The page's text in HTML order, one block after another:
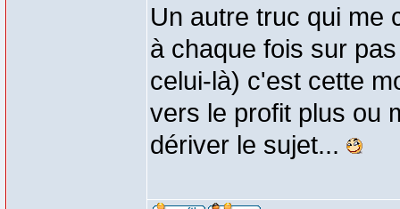
Un autre truc qui me
à chaque fois sur
celui-là) c'est cette
vers le profit plus ou
dériver le sujet...